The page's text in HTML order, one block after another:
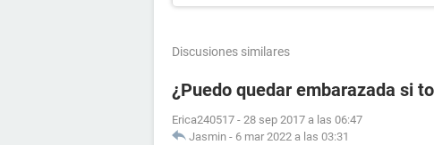
Discusiones similares
¿Puedo quedar embarazada si
Erica240517 - 28 sep 2017 a las 06:47
Jasmin - 6 mar 2022 a las 03:31